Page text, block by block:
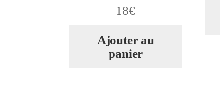
18€
Ajouter au
panier